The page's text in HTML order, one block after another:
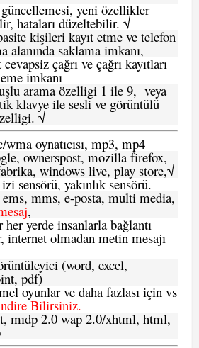
güncellemesi, yeni özellikler
hataları düzeltebilir. √
kişileri kayıt etme ve telefon
alanında saklama imkanı,
çağrı ve çağrı kayıtları
imkanı
arama özelligi 1 ile 9, veya
klavye ile sesli ve görüntülü
√
oynatıcısı, mp3, mp4
ownerspost, mozilla firefox,
windows live, play store,√
sensörü, yakınlık sensörü.
mms, e-posta, multi media,
,
yerde insanlarla bağlantı
internet olmadan metin mesajı
(word, excel,
pdf)
oyunlar ve daha fazlası için vs
Bilirsiniz.
mıdp 2.0 wap 2.0/xhtml, html,